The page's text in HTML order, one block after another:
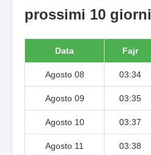
prossimi 10 giorni
Data Fajr
Agosto 08 03:34
Agosto 09 03:35
Agosto 10 03:37
Agosto 11 03:38